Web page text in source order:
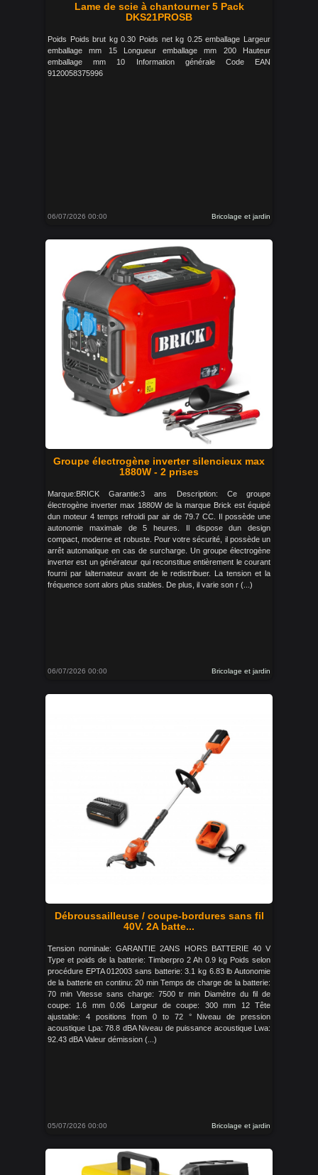
Lame de scie à chantourner 5 Pack
DKS21PROSB
Poids Poids brut kg 0.30 Poids net kg 0.25 emballage Largeur
emballage mm 15 Longueur emballage mm 200 Hauteur
emballage mm 10 Information générale Code EAN
9120058375996
06/07/2026 00:00 Bricolage et jardin
Groupe électrogène inverter silencieux max
1880W - 2 prises
Marque:BRICK Garantie:3 ans Description: Ce groupe
électrogène inverter max 1880W de la marque Brick est équipé
dun moteur 4 temps refroidi par air de 79.7 CC. Il possède une
autonomie maximale de 5 heures. Il dispose dun design
compact, moderne et robuste. Pour votre sécurité, il possède un
arrêt automatique en cas de surcharge. Un groupe électrogène
inverter est un générateur qui reconstitue entièrement le courant
fourni par lalternateur avant de le redistribuer. La tension et la
fréquence sont alors plus stables. De plus, il varie son r (...)
06/07/2026 00:00 Bricolage et jardin
Débroussailleuse / coupe-bordures sans fil
40V. 2A batte...
Tension nominale: GARANTIE 2ANS HORS BATTERIE 40 V
Type et poids de la batterie: Timberpro 2 Ah 0.9 kg Poids selon
procédure EPTA 012003 sans batterie: 3.1 kg 6.83 lb Autonomie
de la batterie en continu: 20 min Temps de charge de la batterie:
70 min Vitesse sans charge: 7500 tr min Diamètre du fil de
coupe: 1.6 mm 0.06 Largeur de coupe: 300 mm 12 Tête
ajustable: 4 positions from 0 to 72 ° Niveau de pression
acoustique Lpa: 78.8 dBA Niveau de puissance acoustique Lwa:
92.43 dBA Valeur démission (...)
05/07/2026 00:00 Bricolage et jardin